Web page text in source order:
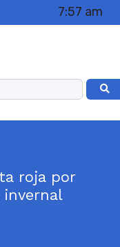
7:57 am
roja por